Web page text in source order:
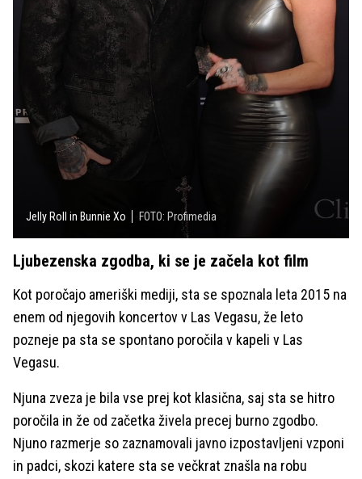
Jelly Roll in Bunnie Xo FOTO: Profimedia
Ljubezenska zgodba, ki se je začela kot film
Kot poročajo ameriški mediji, sta se spoznala leta 2015 na
enem od njegovih koncertov v Las Vegasu, že leto
pozneje pa sta se spontano poročila v kapeli v Las
Vegasu.
Njuna zveza je bila vse prej kot klasična, saj sta se hitro
poročila in že od začetka živela precej burno zgodbo.
Njuno razmerje so zaznamovali javno izpostavljeni vzponi
in padci, skozi katere sta se večkrat znašla na robu